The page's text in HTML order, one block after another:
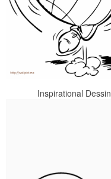
Inspirational